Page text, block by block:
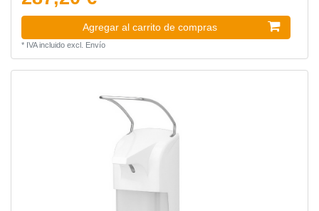
Agregar al carrito de compras
* IVA incluidoexcl. Envío